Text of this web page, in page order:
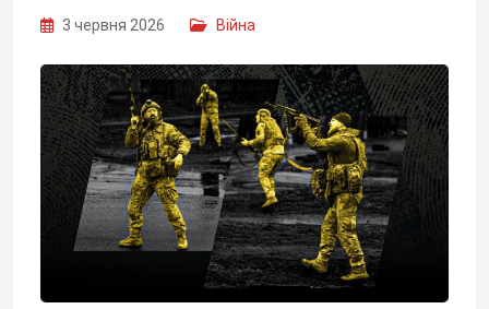
3 червня 2026 Війна